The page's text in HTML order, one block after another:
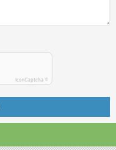
IconCaptcha ©